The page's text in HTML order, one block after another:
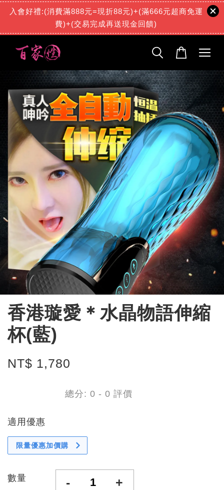
入會好禮:(消費滿888元=現折88元)+(滿666元超商免運
費)+(交易完成再送現金回饋)
香港璇愛＊水晶物語伸縮
杯(藍)
NT$ 1,780
總分: 0 - 0 評價
適用優惠
限量優惠加價購
數量 - +